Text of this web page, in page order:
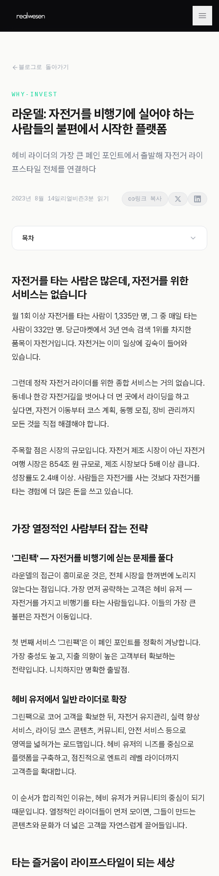
메뉴
블로그로 돌아가기
WHY-INVEST
라운델: 자전거를 비행기에 실어야 하는
사람들의 불편에서 시작한 플랫폼
헤비 라이더의 가장 큰 페인 포인트에서 출발해 자전거 라이
프스타일 전체를 연결하다
2023년 8월 14일 리얼비즌 3분 읽기 링크 복사
목차
자전거를 타는 사람은 많은데, 자전거를 위한
서비스는 없습니다
월 1회 이상 자전거를 타는 사람이 1,335만 명, 그 중 매일 타는
사람이 332만 명. 당근마켓에서 3년 연속 검색 1위를 차지한
품목이 자전거입니다. 자전거는 이미 일상에 깊숙이 들어와
있습니다.
그런데 정작 자전거 라이더를 위한 종합 서비스는 거의 없습니다.
동네나 한강 자전거길을 벗어나 더 먼 곳에서 라이딩을 하고
싶다면, 자전거 이동부터 코스 계획, 동행 모집, 장비 관리까지
모든 것을 직접 해결해야 합니다.
주목할 점은 시장의 규모입니다. 자전거 제조 시장이 아닌 자전거
여행 시장은 854조 원 규모로, 제조 시장보다 5배 이상 큽니다.
성장률도 2.4배 이상. 사람들은 자전거를 사는 것보다 자전거를
타는 경험에 더 많은 돈을 쓰고 있습니다.
가장 열정적인 사람부터 잡는 전략
'그린팩' — 자전거를 비행기에 싣는 문제를 풀다
라운델의 접근이 흥미로운 것은, 전체 시장을 한꺼번에 노리지
않는다는 점입니다. 가장 먼저 공략하는 고객은 헤비 유저 —
자전거를 가지고 비행기를 타는 사람들입니다. 이들의 가장 큰
불편은 자전거 이동입니다.
첫 번째 서비스 '그린팩'은 이 페인 포인트를 정확히 겨냥합니다.
가장 충성도 높고, 지출 의향이 높은 고객부터 확보하는
전략입니다. 니치하지만 명확한 출발점.
헤비 유저에서 일반 라이더로 확장
그린팩으로 코어 고객을 확보한 뒤, 자전거 유지관리, 실력 향상
서비스, 라이딩 코스 콘텐츠, 커뮤니티, 안전 서비스 등으로
영역을 넓혀가는 로드맵입니다. 헤비 유저의 니즈를 중심으로
플랫폼을 구축하고, 점진적으로 엔트리 레벨 라이더까지
고객층을 확대합니다.
이 순서가 합리적인 이유는, 헤비 유저가 커뮤니티의 중심이 되기
때문입니다. 열정적인 라이더들이 먼저 모이면, 그들이 만드는
콘텐츠와 문화가 더 넓은 고객을 자연스럽게 끌어들입니다.
타는 즐거움이 라이프스타일이 되는 세상